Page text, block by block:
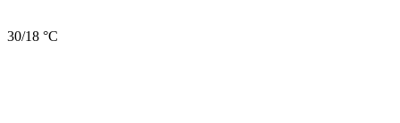
30/18 °C